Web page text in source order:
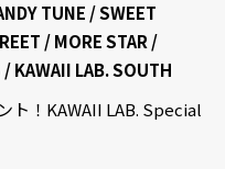
TUNE / SWEET
/ MORE STAR /
KAWAII LAB. SOUTH
ト！KAWAII LAB. Special